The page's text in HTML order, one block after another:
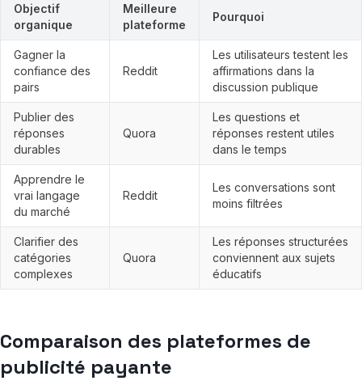
Objectif
organique
Meilleure
plateforme
Pourquoi
Gagner la
confiance des
pairs
Reddit
Les utilisateurs testent les
affirmations dans la
discussion publique
Publier des
réponses
durables
Quora
Les questions et
réponses restent utiles
dans le temps
Apprendre le
vrai langage
du marché
Reddit
Les conversations sont
moins filtrées
Clarifier des
catégories
complexes
Quora
Les réponses structurées
conviennent aux sujets
éducatifs
Comparaison des plateformes de
publicité payante